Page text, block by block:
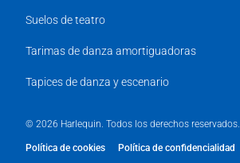
Suelos de teatro
Tarimas de danza amortiguadoras
Tapices de danza y escenario
© 2026 Harlequin. Todos los derechos reservados.
Política de cookies Política de confidencialidad